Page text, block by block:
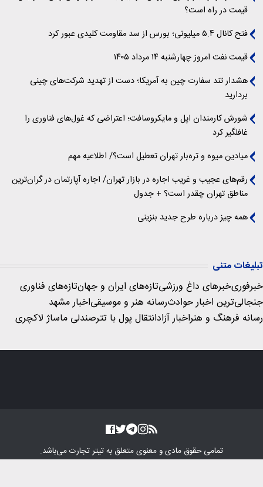
قیمت در راه است؟
فتح کانال ۵.۴ میلیونی؛ بورس از سد مقاومت کلیدی عبور کرد
قیمت نفت امروز چهارشنبه ۱۴ مرداد ۱۴۰۵
هشدار تند سفارت چین به آمریکا؛ دست از تهدید شرکت‌های چینی
بردارید
شورش کارمندان اپل و مایکروسافت؛ اعتراضی که غول‌های فناوری را
غافلگیر کرد
میادین میوه و تره‌بار تهران تعطیل است؟/ اطلاعیه مهم
رقم‌های عجیب و غریب اجاره در بازار تهران/ اجاره آپارتمان در گران‌ترین
مناطق تهران چقدر است؟ + جدول
همه چیز درباره طرح جدید بنزینی
تبلیغات متنی
خبرفوریخبرهای داغ ورزشیتازه‌های ایران و جهانتازه‌های فناوری
جنجالی‌ترین اخبار حوادثرسانه هنر و موسیقیاخبار مشهد
رسانه فرهنگ و هنراخبار آزادانتقال پول با تترصندلی ماساژ لاکچری
تمامی حقوق مادی و معنوی متعلق بهتیتر تجارتمی‌باشد.